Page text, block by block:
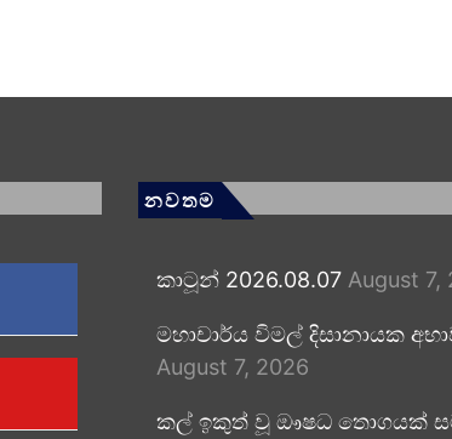
නවතම
කාටූන් 2026.08.07 August 7,
මහාචාර්ය විමල් දිසානායක
August 7, 2026
කල් ඉකුත් වූ ඖෂධ තොගයක්